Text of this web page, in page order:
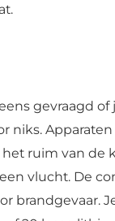
gevraagd
niks.
ruim van de
vlucht. De
brandgevaar.